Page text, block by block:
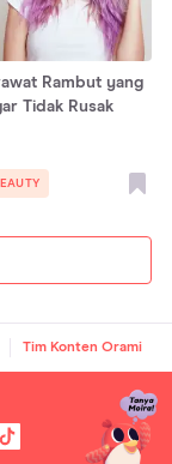
Rambut yang
Tidak Rusak
Tim Konten Orami